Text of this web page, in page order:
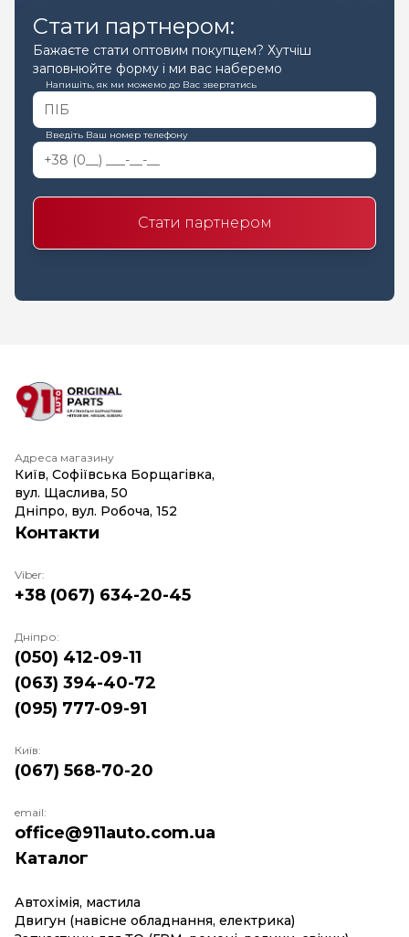
Стати партнером:
Бажаєте стати оптовим покупцем? Хутчіш
заповнюйте форму і ми вас наберемо
Напишіть, як ми можемо до Вас звертатись
Введіть Ваш номер телефону
Стати партнером
Адреса магазину
Київ, Софіївська Борщагівка,
вул. Щаслива, 50
Дніпро, вул. Робоча, 152
Каталог
Автохімія, мастила
Двигун (навісне обладнання, електрика)
Контакти
Viber:
+38 (067) 634-20-45
Дніпро:
(050) 412-09-11
(063) 394-40-72
(095) 777-09-91
Київ:
(067) 568-70-20
email:
office@911auto.com.ua